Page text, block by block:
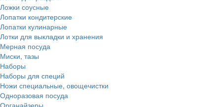
Ложки соусные
Лопатки кондитерские
Лопатки кулинарные
Лотки для выкладки и хранения
Мерная посуда
Миски, тазы
Наборы
Наборы для специй
Ножи специальные, овощечистки
Одноразовая посуда